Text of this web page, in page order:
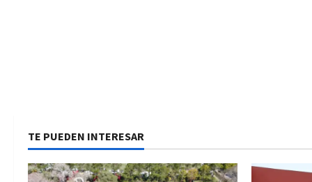
TE PUEDEN INTERESAR